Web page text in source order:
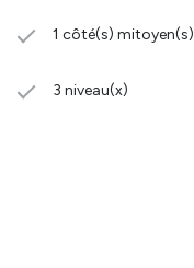
1 côté(s) mitoyen(s)
3 niveau(x)